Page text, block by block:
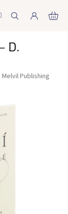
D.
Melvil Publishing